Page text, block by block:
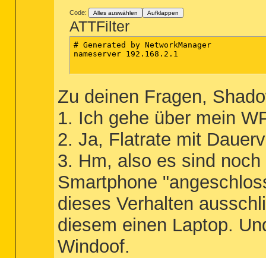
Code: Alles auswählen Aufklappen
ATTFilter
# Generated by NetworkManager
nameserver 192.168.2.1
Zu deinen Fragen,
1. Ich gehe über mein
2. Ja, Flatrate mit
3. Hm, also es sind
Smartphone
dieses Verhalten
diesem einen Laptop.
Windoof.